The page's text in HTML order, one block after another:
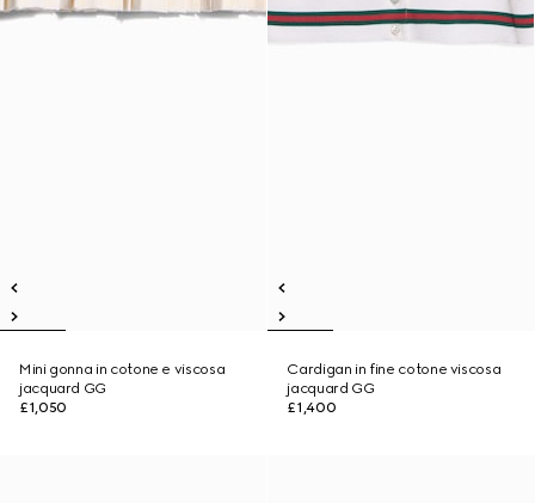
Mini gonna in cotone e viscosa
jacquard GG
£1,050
Cardigan in fine cotone viscosa
jacquard GG
£1,400